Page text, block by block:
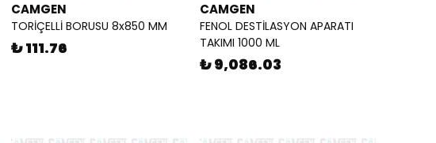
CAMGEN
TORİÇELLİ BORUSU 8x850 MM
₺ 111.76
CAMGEN
FENOL DESTİLASYON APARATI
TAKIMI 1000 ML
₺ 9,086.03